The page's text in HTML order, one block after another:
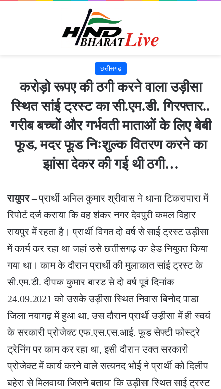
छत्तीसगढ़
करोड़ो रूपए की ठगी करने वाला उड़ीसा
स्थित सांई ट्रस्ट का सी.एम.डी. गिरफ्तार..
गरीब बच्चों और गर्भवती माताओं के लिए बेबी
फूड, मदर फूड निःशुल्क वितरण करने का
झांसा देकर की गई थी ठगी…
रायुपर– प्रार्थी अनिल कुमार श्रीवास ने थाना टिकरापारा में
रिपोर्ट दर्ज कराया कि वह शंकर नगर देवपुरी कमल विहार
रायपुर में रहता है। प्रार्थी विगत दो वर्ष से साई ट्रस्ट उड़ीसा
में कार्य कर रहा था जहां उसे छत्तीसगढ़ का हेड नियुक्त किया
गया था। काम के दौरान प्रार्थी की मुलाकात सांई ट्रस्ट के
सी.एम.डी. दीपक कुमार बारड से दो वर्ष पूर्व दिनांक
24.09.2021 को उसके उड़ीसा स्थित निवास बिनोद पाडा
जिला नयागढ़ में हुआ था, उस दौरान प्रार्थी उड़ीसा में ही स्वयं
के सरकारी प्रोजेक्ट एफ.एस.एस.आई. फूड सेफ्टी फोस्ट्रे
ट्रेनिंग पर काम कर रहा था, इसी दौरान उक्त सरकारी
प्रोजेक्ट में कार्य करने वाले सत्यनद भोई ने प्रार्थी को दिलीप
बहेरा से मिलवाया जिसने बताया कि उड़ीसा स्थित साई ट्रस्ट